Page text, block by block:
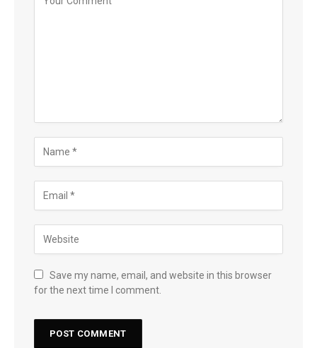
Save my name, email, and website in this browser
for the next time I comment.